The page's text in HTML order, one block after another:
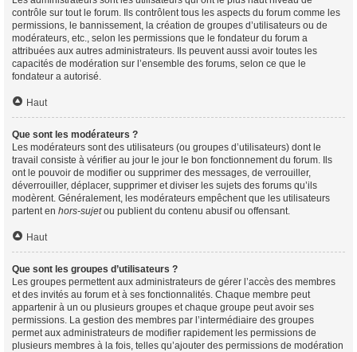
contrôle sur tout le forum. Ils contrôlent tous les aspects du forum comme les
permissions, le bannissement, la création de groupes d’utilisateurs ou de
modérateurs, etc., selon les permissions que le fondateur du forum a
attribuées aux autres administrateurs. Ils peuvent aussi avoir toutes les
capacités de modération sur l’ensemble des forums, selon ce que le
fondateur a autorisé.
Haut
Que sont les modérateurs ?
Les modérateurs sont des utilisateurs (ou groupes d’utilisateurs) dont le
travail consiste à vérifier au jour le jour le bon fonctionnement du forum. Ils
ont le pouvoir de modifier ou supprimer des messages, de verrouiller,
déverrouiller, déplacer, supprimer et diviser les sujets des forums qu’ils
modèrent. Généralement, les modérateurs empêchent que les utilisateurs
partent en hors-sujetou publient du contenu abusif ou offensant.
Haut
Que sont les groupes d’utilisateurs ?
Les groupes permettent aux administrateurs de gérer l’accès des membres
et des invités au forum et à ses fonctionnalités. Chaque membre peut
appartenir à un ou plusieurs groupes et chaque groupe peut avoir ses
permissions. La gestion des membres par l’intermédiaire des groupes
permet aux administrateurs de modifier rapidement les permissions de
plusieurs membres à la fois, telles qu’ajouter des permissions de modération